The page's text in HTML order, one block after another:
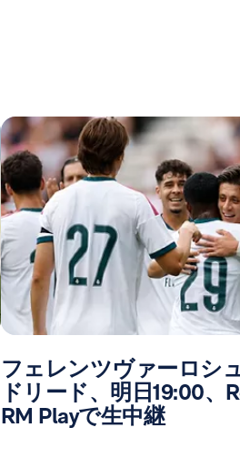
フェレンツヴァーロシ
ドリード、明日19:00、
RM Playで生中継